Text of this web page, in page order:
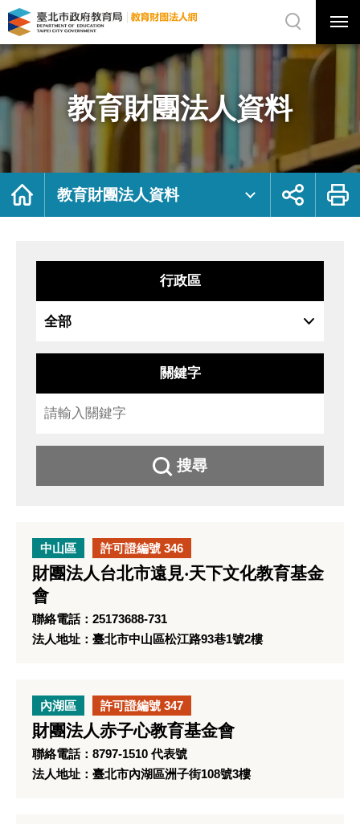
教
育
團
資
料
府
局
法
網
站
選
選
單
關
網
站
尋
教育財團法人資料
首
教育財團法人資料
展
鈕
列
行政區
關鍵字
搜尋
中山區 許可證編號 346
財團法人台北市遠見‧天下文化教育基金
會
聯絡電話：25173688-731
法人地址：臺北市中山區松江路93巷1號2樓
內湖區 許可證編號 347
財團法人赤子心教育基金會
聯絡電話：8797-1510 代表號
法人地址：臺北市內湖區洲子街108號3樓